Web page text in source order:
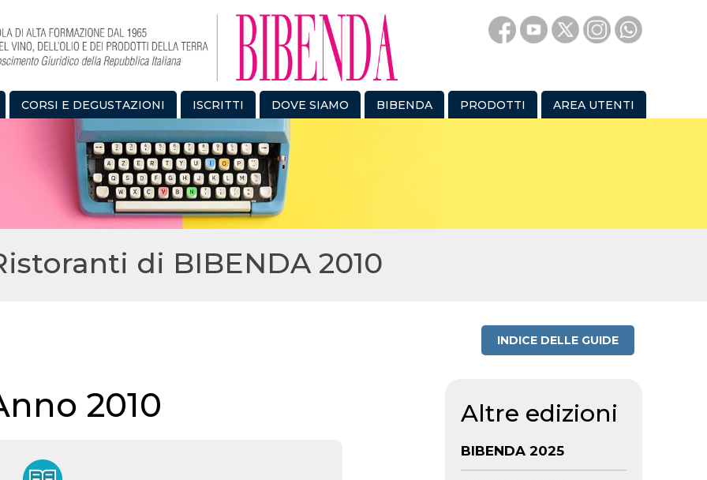
CORSI E DEGUSTAZIONI ISCRITTI DOVE SIAMO BIBENDA PRODOTTI AREA UTENTI
di BIBENDA 2010
INDICE DELLE GUIDE
2010 Altre edizioni
BIBENDA 2025